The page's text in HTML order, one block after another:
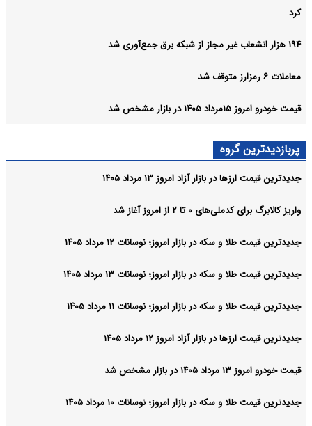
کرد
۱۹۴ هزار انشعاب غیر مجاز از شبکه برق جمع‌آوری شد
معاملات ۶ رمزارز متوقف شد
قیمت خودرو امروز ۱۵مرداد ۱۴۰۵ در بازار مشخص شد
پربازدیدترین گروه
جدیدترین قیمت ارزها در بازار آزاد امروز ۱۳ مرداد ۱۴۰۵
واریز کالابرگ برای کدملی‌های ۰ تا ۲ از امروز آغاز شد
جدیدترین قیمت طلا و سکه در بازار امروز؛ نوسانات ۱۲ مرداد ۱۴۰۵
جدیدترین قیمت طلا و سکه در بازار امروز؛ نوسانات ۱۳ مرداد ۱۴۰۵
جدیدترین قیمت طلا و سکه در بازار امروز؛ نوسانات ۱۱ مرداد ۱۴۰۵
جدیدترین قیمت ارزها در بازار آزاد امروز ۱۲ مرداد ۱۴۰۵
قیمت خودرو امروز ۱۳ مرداد ۱۴۰۵ در بازار مشخص شد
جدیدترین قیمت طلا و سکه در بازار امروز؛ نوسانات ۱۰ مرداد ۱۴۰۵